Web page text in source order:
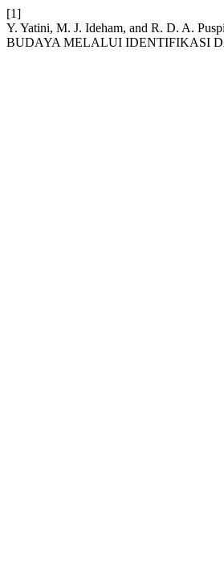
[1]
Y. Yatini, M. J. Ideham, and R. D. A.
BUDAYA MELALUI IDENTIFIKASI